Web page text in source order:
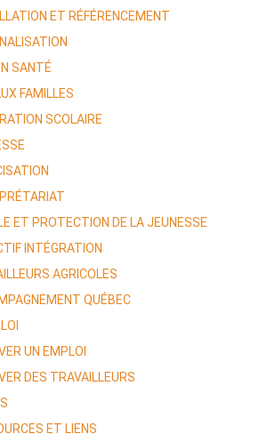
ET RÉFÉRENCEMENT
SANTÉ
FAMILLES
SCOLAIRE
ET PROTECTION DE LA JEUNESSE
INTÉGRATION
AGRICOLES
QUÉBEC
UN EMPLOI
DES TRAVAILLEURS
ET LIENS